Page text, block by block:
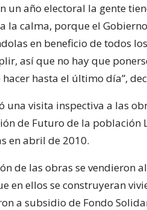
un año electoral la gente
la calma, porque el
en beneficio de todos
así que no hay que
hasta el último día”,
una visita inspectiva a las
de Futuro de la población
en abril de 2010.
de las obras se vendieron
en ellos se construyeran
a subsidio de Fondo